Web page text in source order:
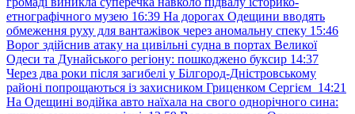
етнографічного музею 16:39 На дорогах Одещини вводять
обмеження руху для вантажівок через аномальну спеку 15:46
Ворог здійснив атаку на цивільні судна в портах Великої
Одеси та Дунайського регіону: пошкоджено буксир 14:37
Через два роки після загибелі у Білгород-Дністровському
районі попрощаються із захисником Гриценком Сергієм 14:21
На Одещині водійка авто наїхала на свого однорічного сина: